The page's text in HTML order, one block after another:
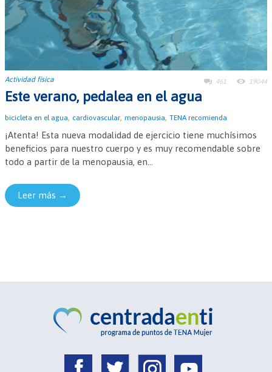
Actividad física 461 19044
Este verano, pedalea en el agua
bicicleta en el agua, cardiovascular, menopausia, TENA recomienda
¡Atenta! Esta nueva modalidad de ejercicio tiene muchísimos
beneficios para nuestro cuerpo y es muy recomendable sobre
todo a partir de la menopausia, en...
Leer más →